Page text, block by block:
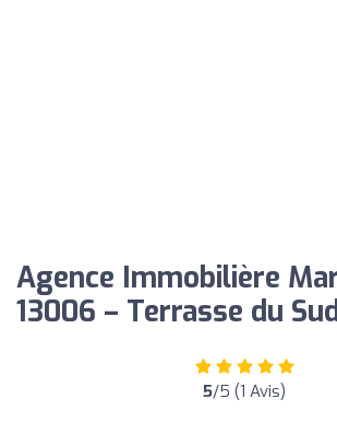
Agence Immobilière
13006 – Terrasse du
5/5 (1 Avis)